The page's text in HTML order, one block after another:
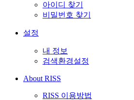
아이디 찾기
비밀번호 찾기
설정
내 정보
검색환경설정
About RISS
RISS 이용방법